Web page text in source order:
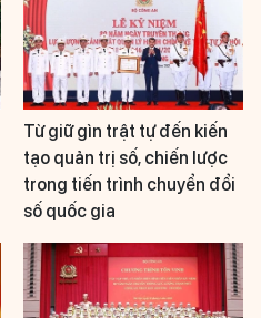
Từ giữ gìn trật tự đến kiến
tạo quản trị số, chiến lược
trong tiến trình chuyển đổi
số quốc gia